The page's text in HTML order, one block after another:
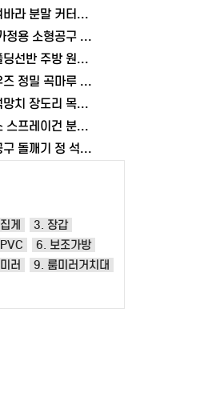
알약커팅기 여바라 분말 커터기 절단기 분쇄기 보관함 알약가위
장도리 목공 가정용 소형공구 캠핑 손망치 휴대용 미니망치 여바라
접이식선반 폴딩선반 주방 원터치 여바라 4단, 이동식 베란다 팬트리 72x34x126.5cm, 수납 블랙
롱노즈 롱노우즈 정밀 곡마루 공구용품 작업 케이블 조립 여바라 공예 전선
공구 스틸자석망치 장도리 목공 쇠망치 캠핑 목수 가정용 빠루 여바라
분사기 물호스 스프레이건 분사건 청소 베란다 대형 원예용 수도 욕실 여바라
여바라 조각공구 돌깨기 정 석공 250x16mm 조각정 송곳형 손보호
게
3. 장갑
6. 보조가방
러
9. 룸미러거치대